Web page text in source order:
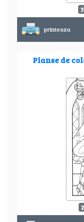
printeaza
Planse de